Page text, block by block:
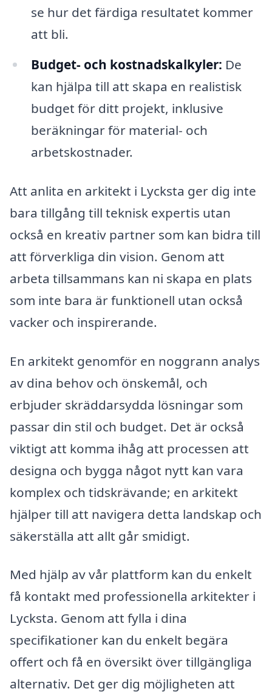
se hur det färdiga resultatet kommer
att bli.
Budget- och kostnadskalkyler: De
kan hjälpa till att skapa en realistisk
budget för ditt projekt, inklusive
beräkningar för material- och
arbetskostnader.
Att anlita en arkitekt i Lycksta ger dig inte
bara tillgång till teknisk expertis utan
också en kreativ partner som kan bidra till
att förverkliga din vision. Genom att
arbeta tillsammans kan ni skapa en plats
som inte bara är funktionell utan också
vacker och inspirerande.
En arkitekt genomför en noggrann analys
av dina behov och önskemål, och
erbjuder skräddarsydda lösningar som
passar din stil och budget. Det är också
viktigt att komma ihåg att processen att
designa och bygga något nytt kan vara
komplex och tidskrävande; en arkitekt
hjälper till att navigera detta landskap och
säkerställa att allt går smidigt.
Med hjälp av vår plattform kan du enkelt
få kontakt med professionella arkitekter i
Lycksta. Genom att fylla i dina
specifikationer kan du enkelt begära
offert och få en översikt över tillgängliga
alternativ. Det ger dig möjligheten att